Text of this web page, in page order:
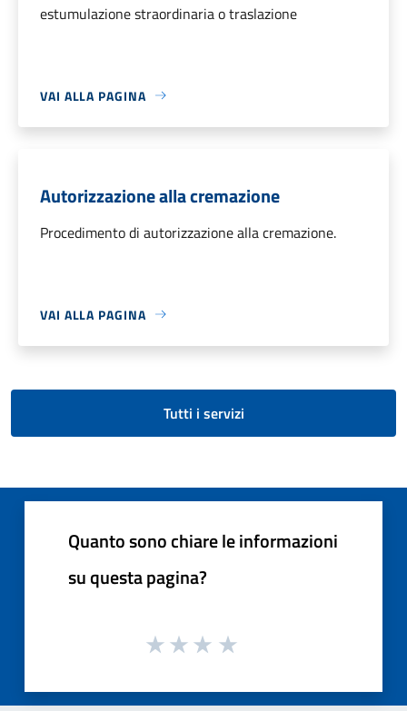
estumulazione straordinaria o traslazione
VAI ALLA PAGINA
Autorizzazione alla cremazione
Procedimento di autorizzazione alla cremazione.
VAI ALLA PAGINA
Tutti i servizi
Quanto sono chiare le informazioni
su questa pagina?